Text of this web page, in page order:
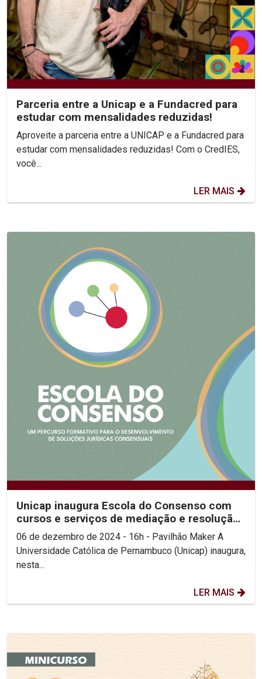
Parceria entre a Unicap e a Fundacred para
estudar com mensalidades reduzidas!
Aproveite a parceria entre a UNICAP e a Fundacred para
estudar com mensalidades reduzidas! Com o CredIES,
você...
LER MAIS
Unicap inaugura Escola do Consenso com
cursos e serviços de mediação e resolução
de conflitos...
06 de dezembro de 2024 - 16h - Pavilhão Maker A
Universidade Católica de Pernambuco (Unicap) inaugura,
nesta...
LER MAIS